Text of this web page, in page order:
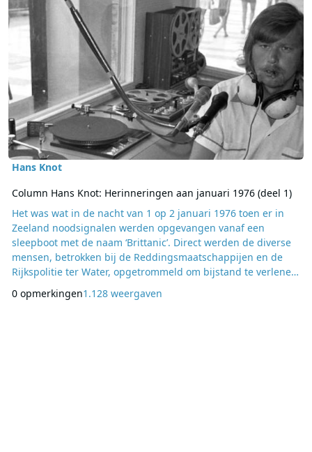
Hans Knot
Column Hans Knot: Herinneringen aan januari 1976 (deel 1)
Het was wat in de nacht van 1 op 2 januari 1976 toen er in
Zeeland noodsignalen werden opgevangen vanaf een
sleepboot met de naam ‘Brittanic’. Direct werden de diverse
mensen, betrokken bij de Reddingsmaatschappijen en de
Rijkspolitie ter Water, opgetrommeld om bijstand te verlenen.
Zoekacties duurden heel lang maar om drie uur in de nacht
werden deze stilgelegd. Aan wal was namelijk de nodige
0 opmerkingen1.128 weergaven